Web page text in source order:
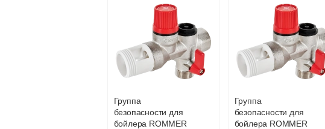
Подъем на этаж.
услуга платная
возможность
Группа
безопасности для
бойлера ROMMER
Группа
безопасности для
бойлера ROMMER